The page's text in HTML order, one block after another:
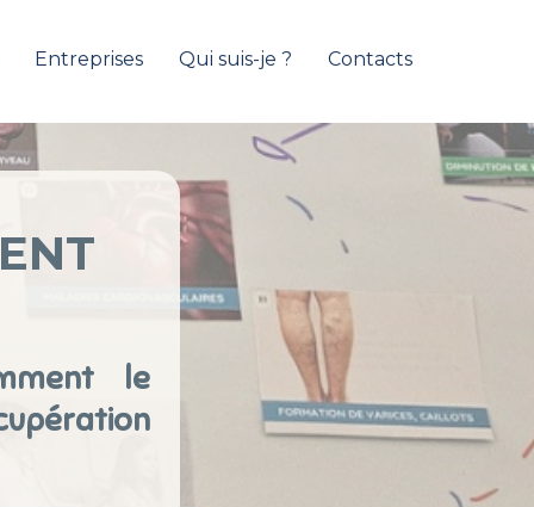
Entreprises Qui suis-je ? Contacts
le